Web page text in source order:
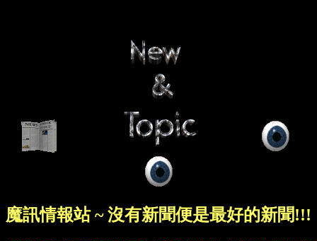
魔訊情報站 ~ 沒有新聞便是最好的新聞!!!